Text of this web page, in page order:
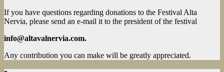
If you have questions regarding donations to the Festival Alta
Nervia, please send an e-mail it to the president of the festival
info@altavalnervia.com.
Any contribution you can make will be greatly appreciated.